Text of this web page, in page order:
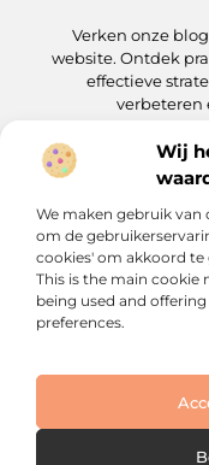
Wij
We maken gebruik van
om de
cookies' om akkoord te
This is the main cookie
being used and
preferences.
Verken onze
website. Ontdek
effectieve
verbeteren
Onze
Bericht
Website index
@2025